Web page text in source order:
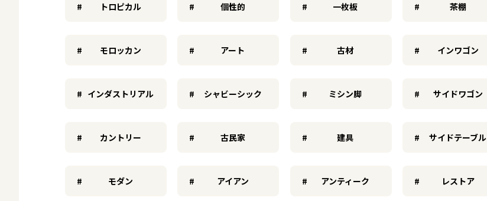
トロピカル 個性的 一枚板 茶棚
モロッカン アート 古材 インワゴン
インダストリアル シャビーシック ミシン脚 サイドワゴン
カントリー 古民家 建具 サイドテーブル
モダン アイアン アンティーク レストア